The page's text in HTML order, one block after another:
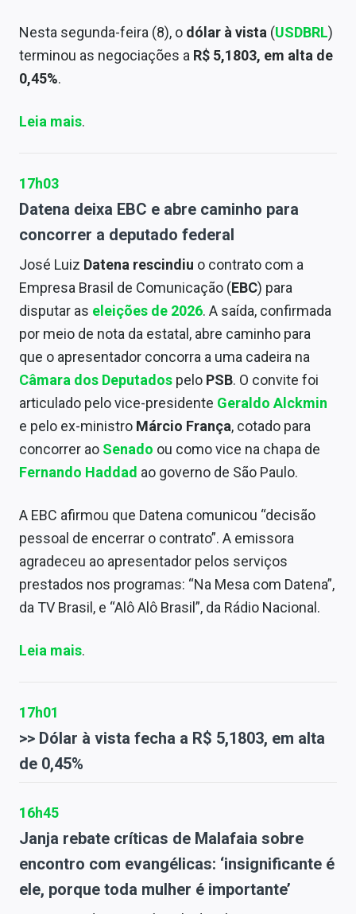
Nesta segunda-feira (8), o dólar à vista (USDBRL)
terminou as negociações a R$ 5,1803, em alta de
0,45%.
Leia mais.
17h03
Datena deixa EBC e abre caminho para
concorrer a deputado federal
José Luiz Datena rescindiu o contrato com a
Empresa Brasil de Comunicação (EBC) para
disputar as eleições de 2026. A saída, confirmada
por meio de nota da estatal, abre caminho para
que o apresentador concorra a uma cadeira na
Câmara dos Deputados pelo PSB. O convite foi
articulado pelo vice-presidente Geraldo Alckmin
e pelo ex-ministro Márcio França, cotado para
concorrer ao Senado ou como vice na chapa de
Fernando Haddad ao governo de São Paulo.
A EBC afirmou que Datena comunicou “decisão
pessoal de encerrar o contrato”. A emissora
agradeceu ao apresentador pelos serviços
prestados nos programas: “Na Mesa com Datena”,
da TV Brasil, e “Alô Alô Brasil”, da Rádio Nacional.
Leia mais.
17h01
>> Dólar à vista fecha a R$ 5,1803, em alta
de 0,45%
16h45
Janja rebate críticas de Malafaia sobre
encontro com evangélicas: ‘insignificante é
ele, porque toda mulher é importante’